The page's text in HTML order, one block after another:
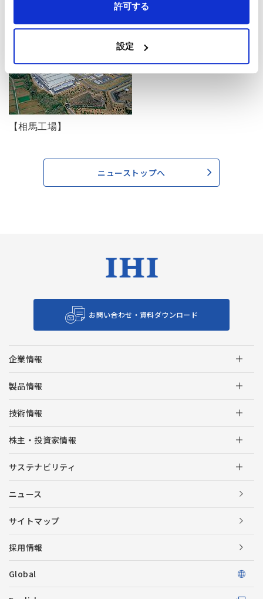
許可する
設定
【相馬工場】
ニューストップへ
お問い合わせ・資料ダウンロード
企業情報
製品情報
技術情報
株主・投資家情報
サステナビリティ
ニュース
サイトマップ
採用情報
Global